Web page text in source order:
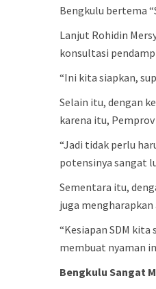
Bengkulu bertema
Lanjut Rohidin
konsultasi
“Ini kita siapkan,
Selain itu, dengan
karena itu,
“Jadi tidak perlu
potensinya sangat
Sementara itu,
juga mengharapkan
“Kesiapan SDM kita
membuat nyaman
Bengkulu Sangat